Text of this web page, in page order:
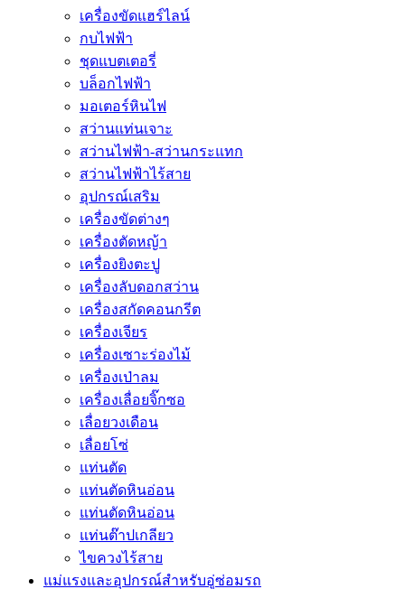
เครื่องขัดแฮร์ไลน์
กบไฟฟ้า
ชุดแบตเตอรี่
บล็อกไฟฟ้า
มอเตอร์หินไฟ
สว่านแท่นเจาะ
สว่านไฟฟ้า-สว่านกระแทก
สว่านไฟฟ้าไร้สาย
อุปกรณ์เสริม
เครื่องขัดต่างๆ
เครื่องตัดหญ้า
เครื่องยิงตะปู
เครื่องลับดอกสว่าน
เครื่องสกัดคอนกรีต
เครื่องเจียร
เครื่องเซาะร่องไม้
เครื่องเป่าลม
เครื่องเลื่อยจิ๊กซอ
เลื่อยวงเดือน
เลื่อยโซ่
แท่นตัด
แท่นตัดหินอ่อน
แท่นตัดหินอ่อน
แท่นต๊าปเกลียว
ไขควงไร้สาย
แม่แรงและอุปกรณ์สำหรับอู่ซ่อมรถ